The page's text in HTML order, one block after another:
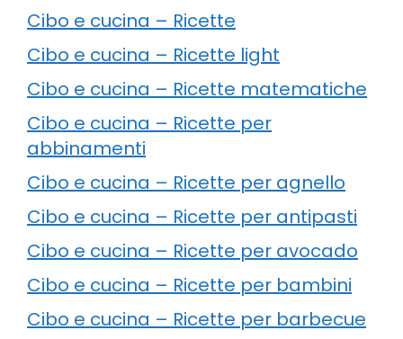
Cibo e cucina – Ricette
Cibo e cucina – Ricette light
Cibo e cucina – Ricette matematiche
Cibo e cucina – Ricette per
abbinamenti
Cibo e cucina – Ricette per agnello
Cibo e cucina – Ricette per antipasti
Cibo e cucina – Ricette per avocado
Cibo e cucina – Ricette per bambini
Cibo e cucina – Ricette per barbecue